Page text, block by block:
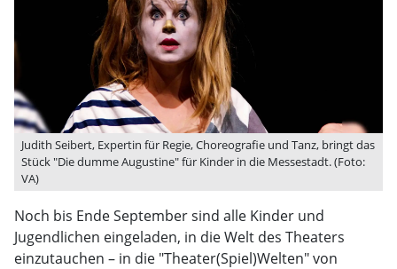
Judith Seibert, Expertin für Regie, Choreografie und Tanz, bringt das
Stück "Die dumme Augustine" für Kinder in die Messestadt. (Foto:
VA)
Noch bis Ende September sind alle Kinder und
Jugendlichen eingeladen, in die Welt des Theaters
einzutauchen – in die "Theater(Spiel)Welten" von